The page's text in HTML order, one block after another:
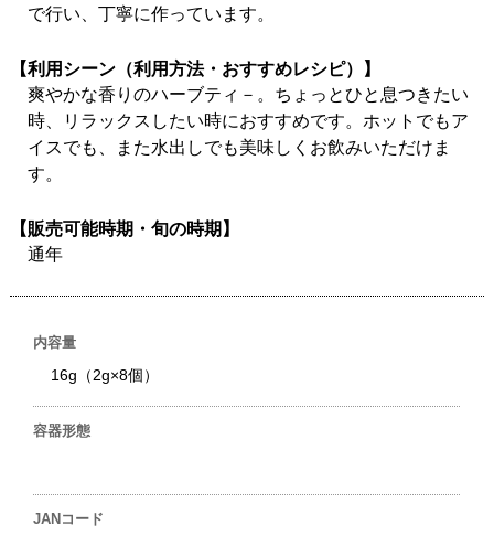
で行い、丁寧に作っています。
【利用シーン（利用方法・おすすめレシピ）】
爽やかな香りのハーブティ－。ちょっとひと息つきたい
時、リラックスしたい時におすすめです。ホットでもア
イスでも、また水出しでも美味しくお飲みいただけま
す。
【販売可能時期・旬の時期】
通年
内容量
16g（2g×8個）
容器形態
JANコード